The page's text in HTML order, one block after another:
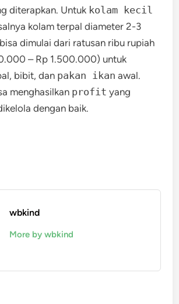
diterapkan. Untuk kolam kecil
kolam terpal diameter 2-3
dimulai dari ratusan ribu rupiah
– Rp 1.500.000) untuk
bibit, dan pakan ikan awal.
menghasilkan profit yang
dengan baik.
wbkind
More by wbkind